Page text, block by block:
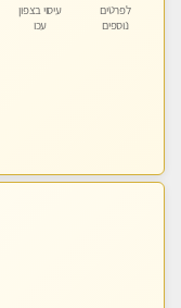
לפרטים
נוספים
עיסוי בצפון
עכו